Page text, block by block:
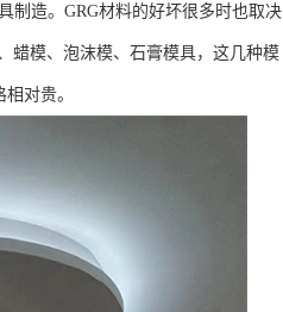
制造。GRG材料的好坏很多时也取决
蜡模、泡沫模、石膏模具，这几种模
对贵。